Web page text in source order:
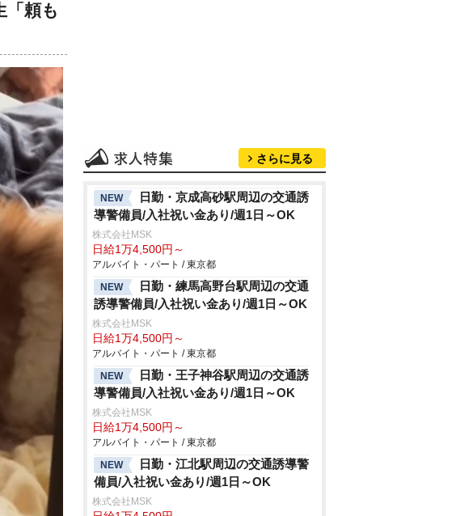
「頼も
さらに見る
NEW
日勤・京成高砂駅周辺の交通誘
導警備員/入社祝い金あり/週1日～OK
株式会社MSK
日給1万4,500円～
アルバイト・パート / 東京都
NEW
日勤・練馬高野台駅周辺の交通
誘導警備員/入社祝い金あり/週1日～OK
株式会社MSK
日給1万4,500円～
アルバイト・パート / 東京都
NEW
日勤・王子神谷駅周辺の交通誘
導警備員/入社祝い金あり/週1日～OK
株式会社MSK
日給1万4,500円～
アルバイト・パート / 東京都
NEW
日勤・江北駅周辺の交通誘導警
備員/入社祝い金あり/週1日～OK
株式会社MSK